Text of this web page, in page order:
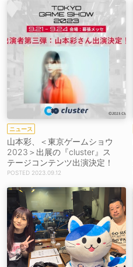
ニュース
山本彩、＜東京ゲームショウ
2023＞出展の『cluster』ス
テージコンテンツ出演決定！
2023.09.12